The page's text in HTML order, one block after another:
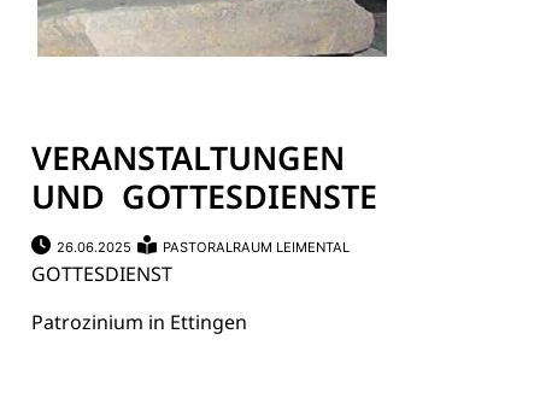
VERANSTALTUNGEN
UND GOTTESDIENSTE
26.06.2025 PASTORALRAUM LEIMENTAL
GOTTESDIENST
Patrozinium in Ettingen